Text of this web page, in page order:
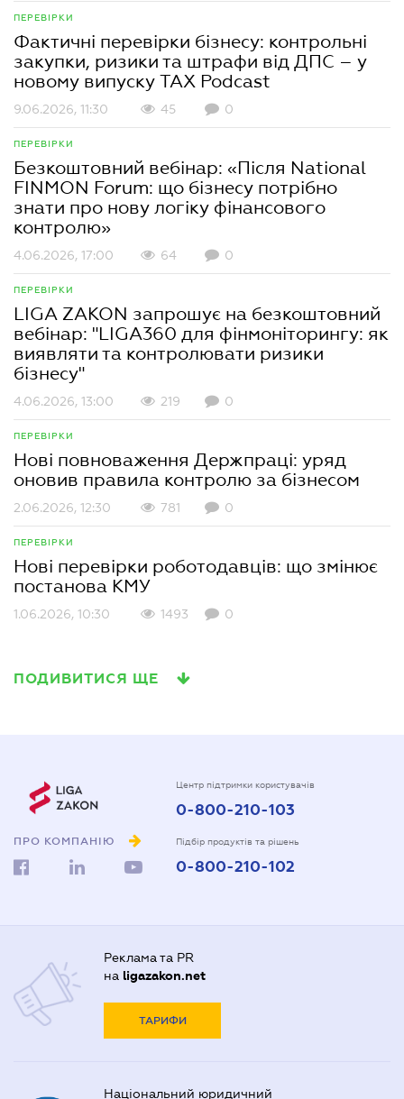
ПЕРЕВІРКИ
Фактичні перевірки бізнесу: контрольні
закупки, ризики та штрафи від ДПС – у
новому випуску TAX Podcast
9.06.2026, 11:30 45 0
ПЕРЕВІРКИ
Безкоштовний вебінар: «Після National
FINMON Forum: що бізнесу потрібно
знати про нову логіку фінансового
контролю»
4.06.2026, 17:00 64 0
ПЕРЕВІРКИ
LIGA ZAKON запрошує на безкоштовний
вебінар: "LIGA360 для фінмоніторингу: як
виявляти та контролювати ризики
бізнесу"
4.06.2026, 13:00 219 0
ПЕРЕВІРКИ
Нові повноваження Держпраці: уряд
оновив правила контролю за бізнесом
2.06.2026, 12:30 781 0
ПЕРЕВІРКИ
Нові перевірки роботодавців: що змінює
постанова КМУ
1.06.2026, 10:30 1493 0
ПОДИВИТИСЯ ЩЕ
ПРО КОМПАНІЮ
Центр підтримки користувачів
0-800-210-103
Підбір продуктів та рішень
0-800-210-102
Реклама та PR
на ligazakon.net
ТАРИФИ
Національний юридичний